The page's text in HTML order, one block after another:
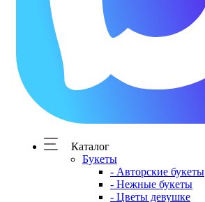
Каталог
Букеты
- Авторские букеты
- Нежные букеты
- Цветы девушке